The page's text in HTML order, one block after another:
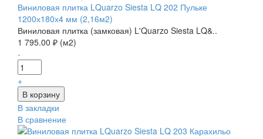
Виниловая плитка LQuarzo Siesta LQ 202 Пульке
1200х180х4 мм (2,16м2)
Виниловая плитка (замковая) L'Quarzo Siesta LQ&..
1 795.00 ₽ (м2)
-
+
В закладки
В сравнение